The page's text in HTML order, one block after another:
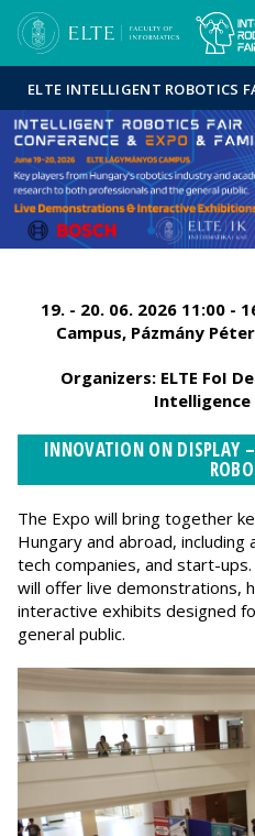
ELTE INTELLIGENT ROBOTICS
19. - 20. 06. 2026 11:00 -
Campus, Pázmány
Organizers: ELTE FoI
Intelligence
INNOVATION ON DISPLAY
The Expo will bring together
Hungary and abroad, including
tech companies, and start-
will offer live demonstrations,
interactive exhibits designed
general public.